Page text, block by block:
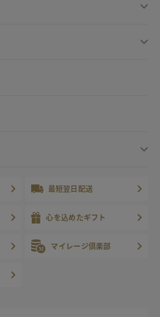
最短翌日配送
心を込めたギフト
マイレージ倶楽部